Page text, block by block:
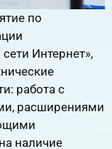
по
Интернет»,
работа с
расширениями
наличие